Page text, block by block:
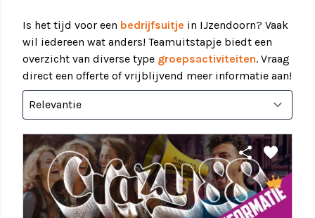
Is het tijd voor een bedrijfsuitje in IJzendoorn? Vaak
wil iedereen wat anders! Teamuitstapje biedt een
overzicht van diverse type groepsactiviteiten. Vraag
direct een offerte of vrijblijvend meer informatie aan!
share favorite